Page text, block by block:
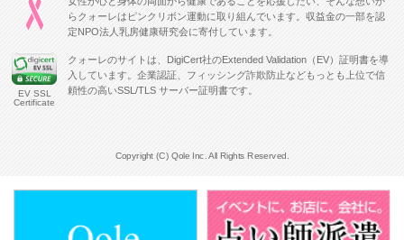
らクォーレはピンクリボン運動に取り組んでいます。収益金の一部を認
定NPO法人乳房健康研究会に寄付しています。
EV SSL
Certificate
クォーレのサイトは、DigiCert社のExtended Validation（EV）証明書を導
入しています。企業認証、フィッシング詐欺防止などもっとも上位で信
頼性の高いSSL/TLS サーバー証明書です。
Copyright (C) Qole Inc. All Rights Reserved.